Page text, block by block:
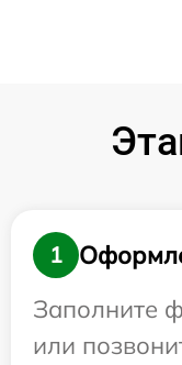
1
Заполните
или